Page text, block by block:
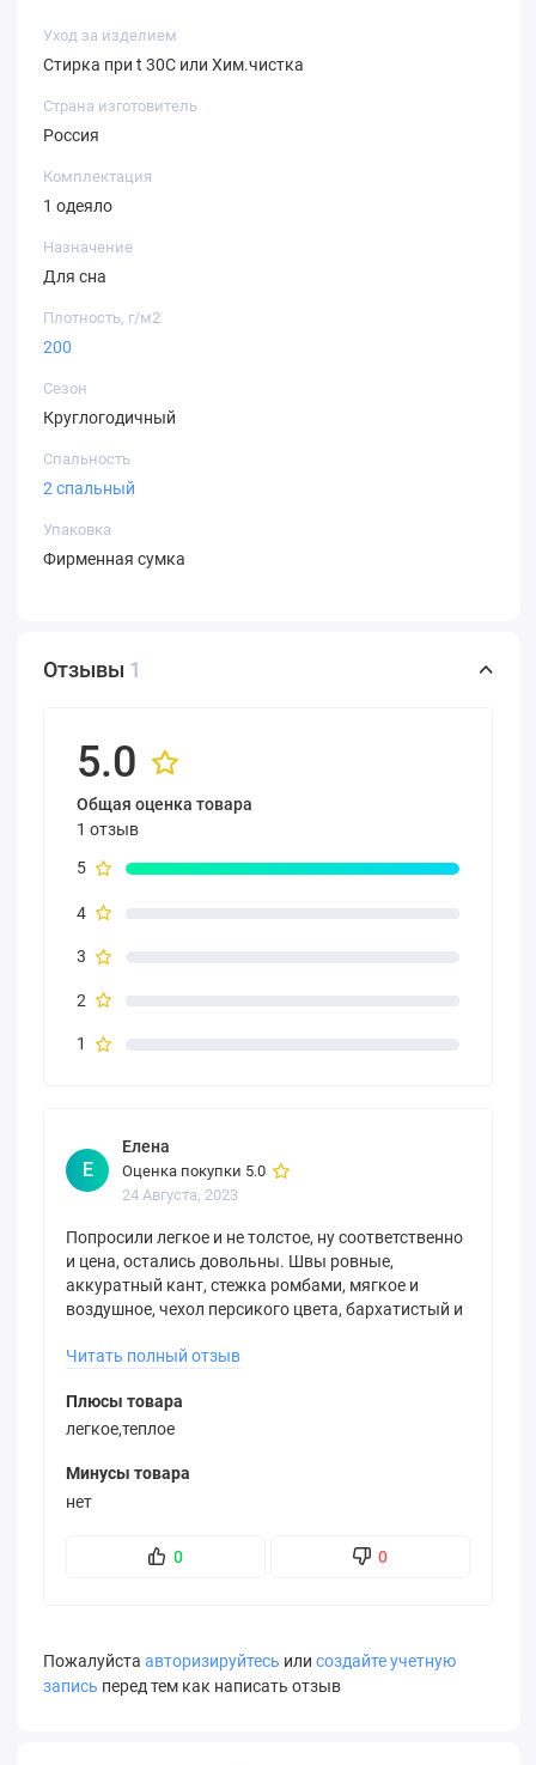
Одеяло подходит для всесезонного использования,
имеет безопасный состав и длительный срок службы.
успокаивает, снимает усталость и помогает
восстановить силы после тяжёлого дня.
Уход за изделием
Стирка при t 30C или Хим.чистка
Страна изготовитель
Россия
Комплектация
1 одеяло
Назначение
Для сна
Плотность, г/м2
200
Сезон
Круглогодичный
Спальность
2 спальный
Упаковка
Фирменная сумка
Отзывы 1
5.0
Общая оценка товара
1 отзыв
5
4
3
2
1
Е
Елена
Оценка покупки 5.0
24 Августа, 2023
Попросили легкое и не толстое, ну соответственно
и цена, остались довольны. Швы ровные,
аккуратный кант, стежка ромбами, мягкое и
воздушное, чехол персикого цвета, бархатистый и
скидка действовала на момент покупки 20%.
Читать полный отзыв
Плюсы товара
легкое,теплое
Минусы товара
нет
0 0
Пожалуйста авторизируйтесь или создайте учетную
запись перед тем как написать отзыв